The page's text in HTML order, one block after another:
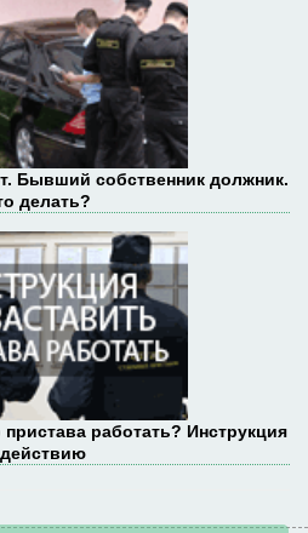
Бывший собственник должник.
делать?
пристава работать? Инструкция
действию